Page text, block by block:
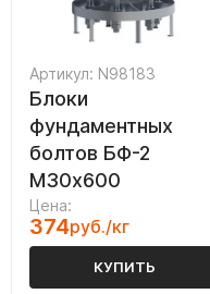
Артикул: N98183
Блоки
фундаментных
болтов БФ-2
М30х600
Цена:
374руб./кг
КУПИТЬ